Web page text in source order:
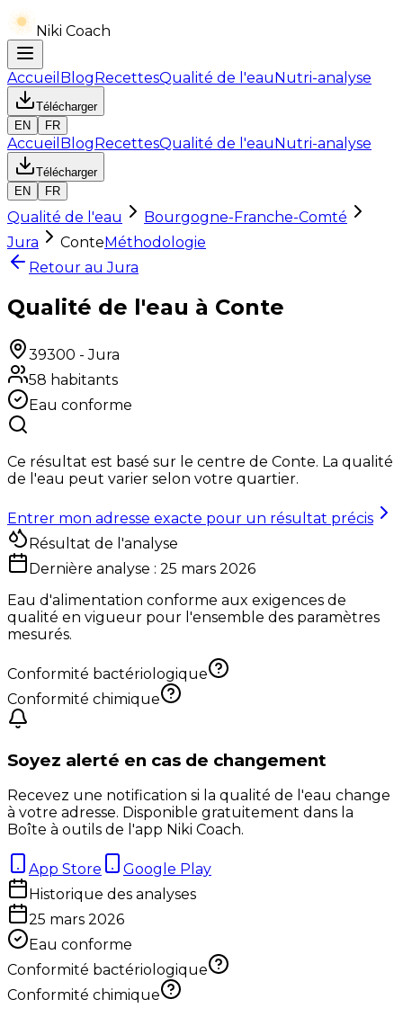
Niki Coach
Accueil BlogRecettesQualité de l'eauNutri-analyse
Télécharger
EN
FR
Accueil BlogRecettesQualité de l'eauNutri-analyse
Télécharger
EN
FR
Qualité de l'eau
Bourgogne-Franche-Comté
Jura
ConteMéthodologie
Retour auJura
Qualité de l'eau à Conte
39300 -Jura
58 habitants
Eau conforme
Ce résultat est basé sur le centre de Conte. La qualité
de l'eau peut varier selon votre quartier.
Entrer mon adresse exacte pour un résultat précis
Résultat de l'analyse
Dernière analyse : 25 mars 2026
Eau d'alimentation conforme aux exigences de
qualité en vigueur pour l'ensemble des paramètres
mesurés.
Conformité bactériologique
Conformité chimique
Soyez alerté en cas de changement
Recevez une notification si la qualité de l'eau change
à votre adresse. Disponible gratuitement dans la
Boîte à outils de l'app Niki Coach.
App Store
Google Play
Historique des analyses
25 mars 2026
Eau conforme
Conformité bactériologique
Conformité chimique